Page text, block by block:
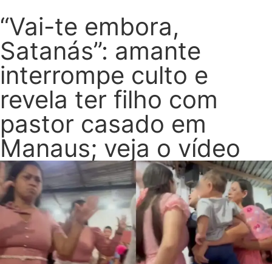
“Vai-te embora,
Satanás”: amante
interrompe culto e
revela ter filho com
pastor casado em
Manaus; veja o vídeo